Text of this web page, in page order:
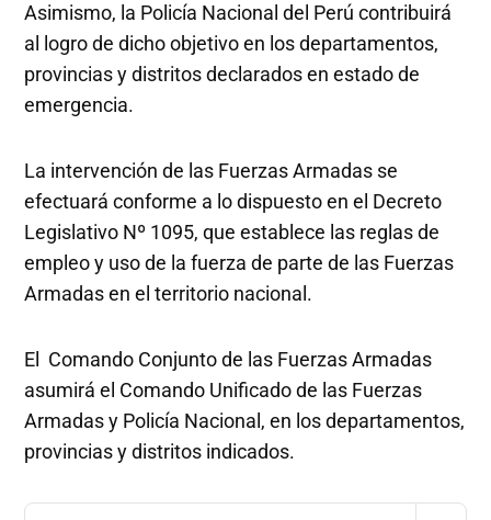
Asimismo, la Policía Nacional del Perú contribuirá
al logro de dicho objetivo en los departamentos,
provincias y distritos declarados en estado de
emergencia.
La intervención de las Fuerzas Armadas se
efectuará conforme a lo dispuesto en el Decreto
Legislativo Nº 1095, que establece las reglas de
empleo y uso de la fuerza de parte de las Fuerzas
Armadas en el territorio nacional.
El Comando Conjunto de las Fuerzas Armadas
asumirá el Comando Unificado de las Fuerzas
Armadas y Policía Nacional, en los departamentos,
provincias y distritos indicados.